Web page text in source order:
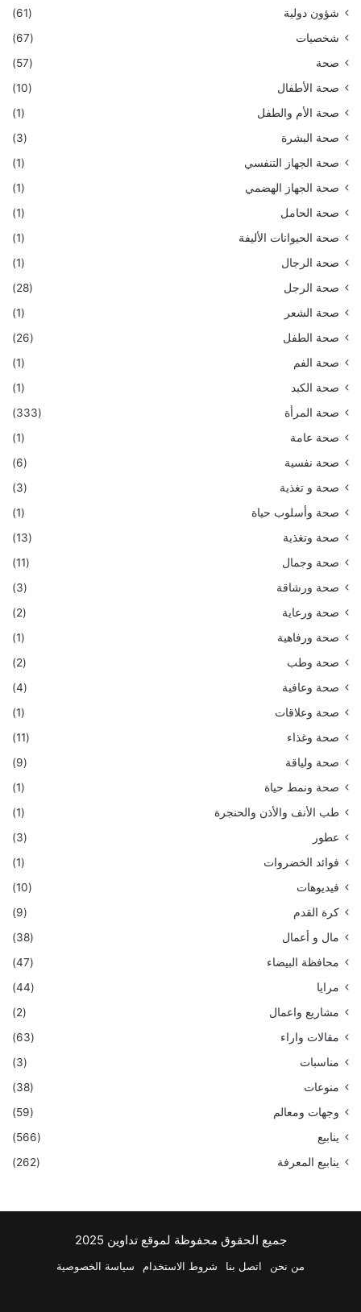
شؤون دولية
(61)
شخصيات
(67)
صحة
(57)
صحة الأطفال
(10)
صحة الأم والطفل
(1)
صحة البشرة
(3)
صحة الجهاز التنفسي
(1)
صحة الجهاز الهضمي
(1)
صحة الحامل
(1)
صحة الحيوانات الأليفة
(1)
صحة الرجال
(1)
صحة الرجل
(28)
صحة الشعر
(1)
صحة الطفل
(26)
صحة الفم
(1)
صحة الكبد
(1)
صحة المرأة
(333)
صحة عامة
(1)
صحة نفسية
(6)
صحة و تغذية
(3)
صحة وأسلوب حياة
(1)
صحة وتغذية
(13)
صحة وجمال
(11)
صحة ورشاقة
(3)
صحة ورعاية
(2)
صحة ورفاهية
(1)
صحة وطب
(2)
صحة وعافية
(4)
صحة وعلاقات
(1)
صحة وغذاء
(11)
صحة ولياقة
(9)
صحة ونمط حياة
(1)
طب الأنف والأذن والحنجرة
(1)
عطور
(3)
فوائد الخضروات
(1)
فيديوهات
(10)
كرة القدم
(9)
مال و أعمال
(38)
محافظة البيضاء
(47)
مرايا
(44)
مشاريع واعمال
(2)
مقالات واراء
(63)
مناسبات
(3)
منوعات
(38)
وجهات ومعالم
(59)
ينابيع
(566)
ينابيع المعرفة
(262)
جميع الحقوق محفوظة لموقع تداوين 2025
من نحن اتصل بنا شروط الاستخدام سياسة الخصوصية